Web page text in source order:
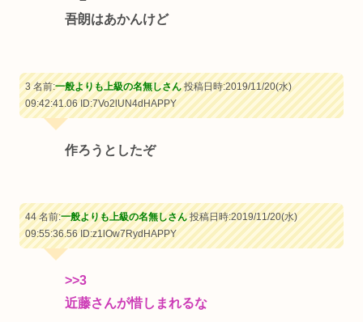
吾朗はあかんけど
3 名前:一般よりも上級の名無しさん投稿日時:2019/11/20(水)
09:42:41.06ID:7Vo2lUN4dHAPPY
作ろうとしたぞ
44 名前:一般よりも上級の名無しさん投稿日時:2019/11/20(水)
09:55:36.56ID:z1lOw7RydHAPPY
>>3
近藤さんが惜しまれるな